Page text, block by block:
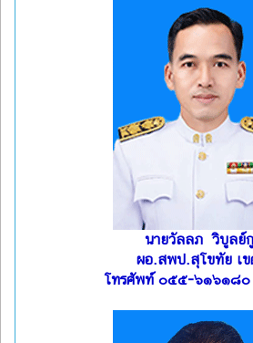
นายวัลลภ วิบูลย์
ผอ.สพป.สุโขทัย เ
โทรศัพท์ ๐๕๕-๖๑๖๑๘